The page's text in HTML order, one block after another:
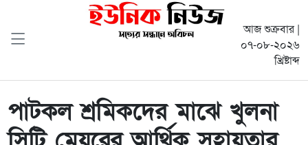
আজ শুক্রবার |
০৭-০৮-২০২৬
খ্রিষ্টাব্দ
পাটকল শ্রমিকদের মাঝে খুলনা